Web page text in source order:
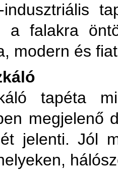
indusztriális
a falakra
modern és
tapéta
megjelenő
jelenti. Jól